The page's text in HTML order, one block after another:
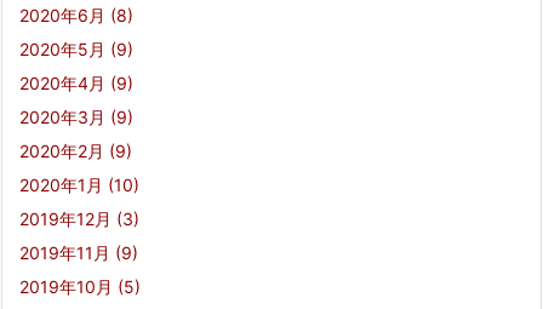
2020年6月 (8)
2020年5月 (9)
2020年4月 (9)
2020年3月 (9)
2020年2月 (9)
2020年1月 (10)
2019年12月 (3)
2019年11月 (9)
2019年10月 (5)